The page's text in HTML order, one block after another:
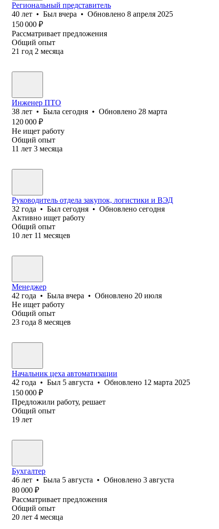
Региональный представитель
40 лет • Был вчера • Обновлено 8 апреля 2025
150 000 ₽
Рассматривает предложения
Общий опыт
21 год 2 месяца
Инженер ПТО
38 лет • Была сегодня • Обновлено 28 марта
120 000 ₽
Не ищет работу
Общий опыт
11 лет 3 месяца
Руководитель отдела закупок, логистики и ВЭД
32 года • Был сегодня • Обновлено сегодня
Активно ищет работу
Общий опыт
10 лет 11 месяцев
Менеджер
42 года • Была вчера • Обновлено 20 июля
Не ищет работу
Общий опыт
23 года 8 месяцев
Начальник цеха автоматизации
42 года • Был 5 августа • Обновлено 12 марта 2025
150 000 ₽
Предложили работу, решает
Общий опыт
19 лет
Бухгалтер
46 лет • Была 5 августа • Обновлено 3 августа
80 000 ₽
Рассматривает предложения
Общий опыт
20 лет 4 месяца